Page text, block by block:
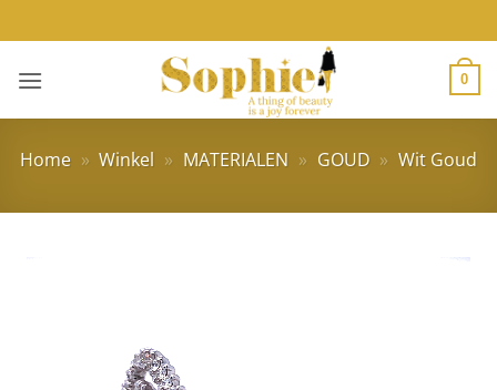
naar
inhoud
0
Home » Winkel » MATERIALEN » GOUD » Wit Goud